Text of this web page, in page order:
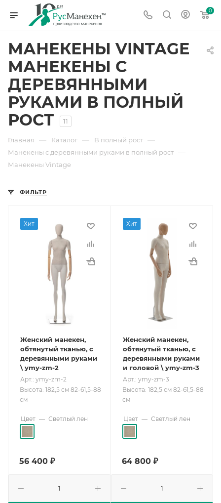
0
МАНЕКЕНЫ VINTAGE
МАНЕКЕНЫ С
ДЕРЕВЯННЫМИ
РУКАМИ В ПОЛНЫЙ
РОСТ
11
Главная — Каталог — В полный рост —
Манекены с деревянными руками в полный рост —
Манекены Vintage
ФИЛЬТР
Хит
Женский манекен,
обтянутый тканью, с
деревянными руками
\ ymy-zm-2
Арт.: ymy-zm-2
Высота: 182,5 см 82-61,5-88
см
Цвет — Светлый лен
56 400 ₽
Хит
Женский манекен,
обтянутый тканью, с
деревянными руками
и головой \ ymy-zm-3
Арт.: ymy-zm-3
Высота: 182,5 см 82-61,5-88
см
Цвет — Светлый лен
64 800₽